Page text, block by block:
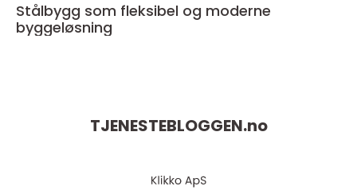
Stålbygg som fleksibel og moderne
byggeløsning
TJENESTEBLOGGEN.no